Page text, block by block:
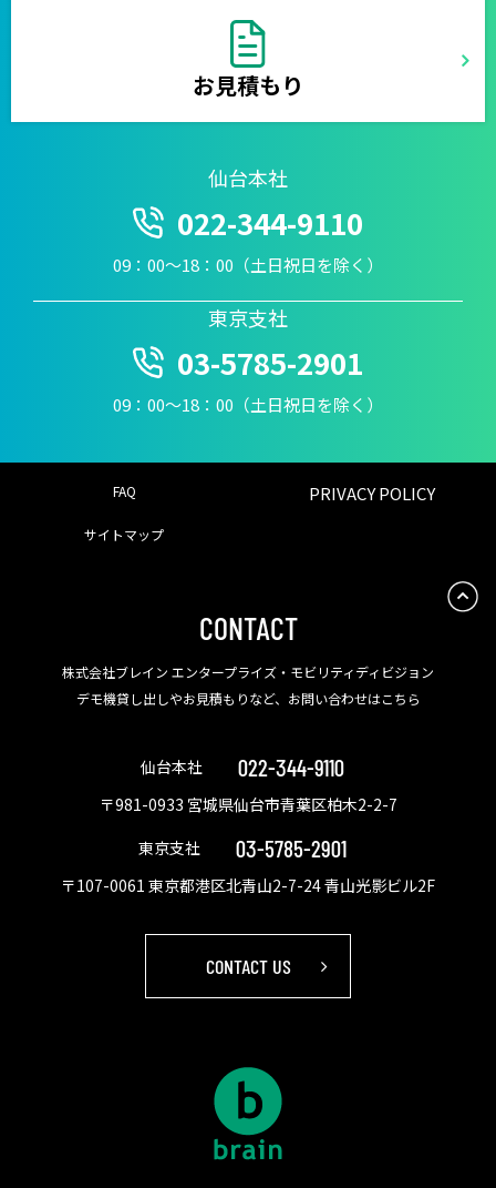
お見積もり
仙台本社
022-344-9110
09：00〜18：00（土日祝日を除く）
東京支社
03-5785-2901
09：00〜18：00（土日祝日を除く）
FAQ PRIVACY POLICY
サイトマップ
CONTACT
株式会社ブレイン エンタープライズ・モビリティディビジョン
デモ機貸し出しやお見積もりなど、お問い合わせはこちら
仙台本社 022-344-9110
〒981-0933 宮城県仙台市青葉区柏木2-2-7
東京支社
03-5785-2901
〒107-0061 東京都港区北青山2-7-24 青山光影ビル2F
CONTACT US